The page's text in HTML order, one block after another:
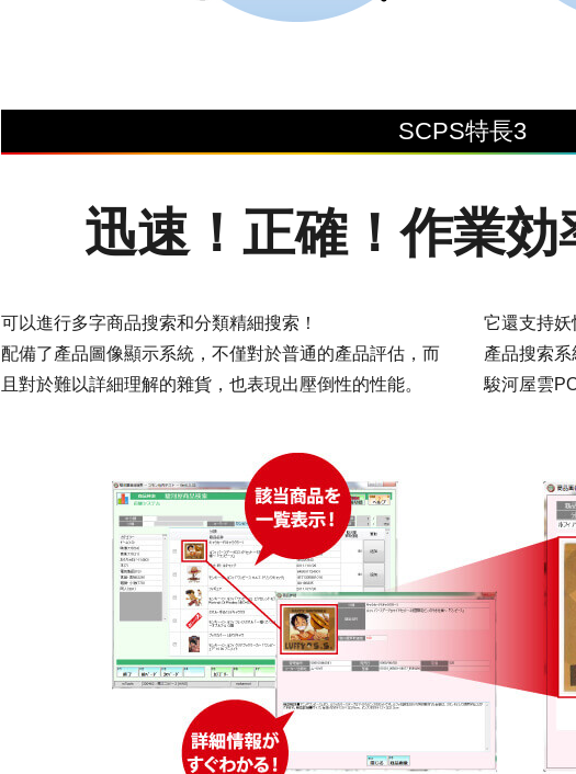
SCPS特長3
迅速！正確！作業効
可以進行多字商品搜索和分類精細搜索！
配備了產品圖像顯示系統，不僅對於普通的產品評估，而
且對於難以詳細理解的雜貨，也表現出壓倒性的性能。
它還支持妖
產品搜索系
駿河屋雲